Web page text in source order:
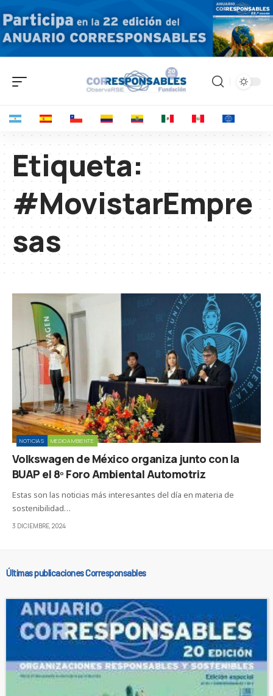
Etiqueta:
#MovistarEmpre
sas
NOTICIAS MEDIOAMBIENTE
Volkswagen de México organiza junto con la
BUAP el 8º Foro Ambiental Automotriz
Estas son las noticias más interesantes del día en materia de
sostenibilidad…
3 DICIEMBRE, 2024
Últimas publicaciones Corresponsables